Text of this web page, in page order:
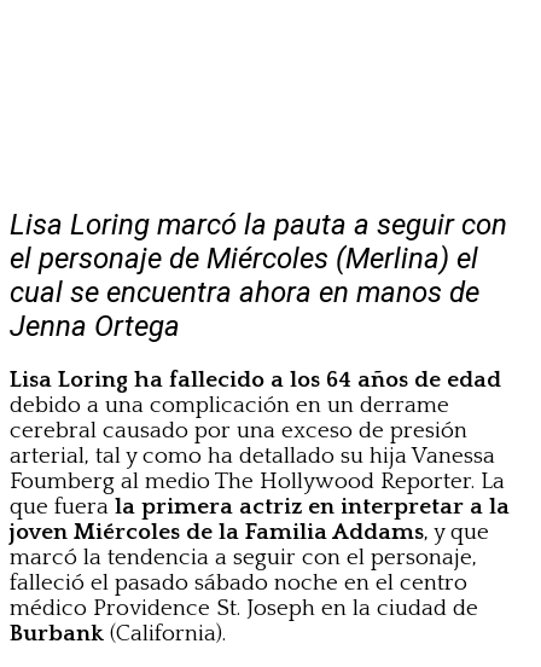
Lisa Loring marcó la pauta a seguir con
el personaje de Miércoles (Merlina) el
cual se encuentra ahora en manos de
Jenna Ortega
Lisa Loring ha fallecido a los 64 años de edad
debido a una complicación en un derrame
cerebral causado por una exceso de presión
arterial, tal y como ha detallado su hija Vanessa
Foumberg al medio The Hollywood Reporter. La
que fuera la primera actriz en interpretar a la
joven Miércoles de la Familia Addams, y que
marcó la tendencia a seguir con el personaje,
falleció el pasado sábado noche en el centro
médico Providence St. Joseph en la ciudad de
Burbank (California).